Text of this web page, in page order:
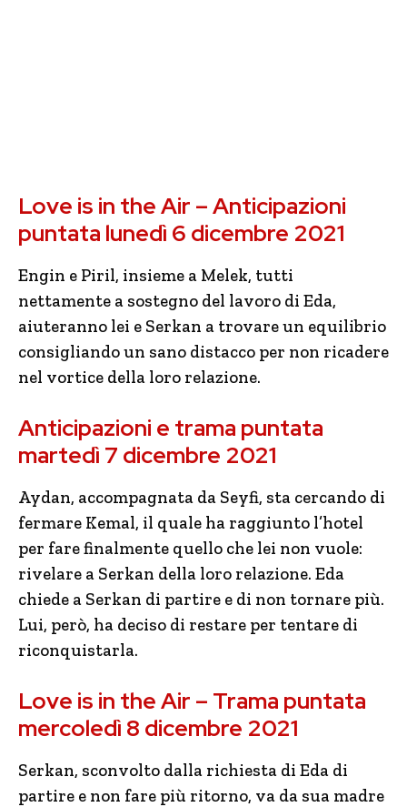
Love is in the Air – Anticipazioni
puntata lunedì 6 dicembre 2021
Engin e Piril, insieme a Melek, tutti
nettamente a sostegno del lavoro di Eda,
aiuteranno lei e Serkan a trovare un equilibrio
consigliando un sano distacco per non ricadere
nel vortice della loro relazione.
Anticipazioni e trama puntata
martedì 7 dicembre 2021
Aydan, accompagnata da Seyfi, sta cercando di
fermare Kemal, il quale ha raggiunto l’hotel
per fare finalmente quello che lei non vuole:
rivelare a Serkan della loro relazione. Eda
chiede a Serkan di partire e di non tornare più.
Lui, però, ha deciso di restare per tentare di
riconquistarla.
Love is in the Air – Trama puntata
mercoledì 8 dicembre 2021
Serkan, sconvolto dalla richiesta di Eda di
partire e non fare più ritorno, va da sua madre